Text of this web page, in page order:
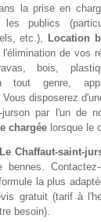
la prise en
publics
etc.),
Location
l'élimination de vos
bois,
tout genre,
disposerez
jurson par l'un de
chargéelorsque le
Chaffaut-saint-
bennes.
la plus
gratuit (tarif à
besoin).